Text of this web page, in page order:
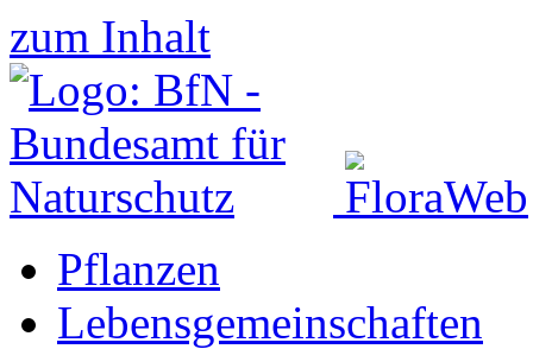
zum Inhalt
Pflanzen
Lebensgemeinschaften